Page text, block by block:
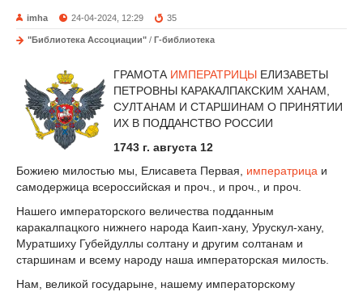
imha 24-04-2024, 12:29 35
"Библиотека Ассоциации" / Г-библиотека
ГРАМОТА ИМПЕРАТРИЦЫ ЕЛИЗАВЕТЫ
ПЕТРОВНЫ КАРАКАЛПАКСКИМ ХАНАМ,
СУЛТАНАМ И СТАРШИНАМ О ПРИНЯТИИ
ИХ В ПОДДАНСТВО РОССИИ
1743 г. августа 12
Божиею милостью мы, Елисавета Первая, императрица и
самодержица всероссийская и проч., и проч., и проч.
Нашего императорского величества подданным
каракалпацкого нижнего народа Каип-хану, Урускул-хану,
Муратшиху Губейдуллы солтану и другим солтанам и
старшинам и всему народу наша императорская милость.
Нам, великой государыне, нашему императорскому